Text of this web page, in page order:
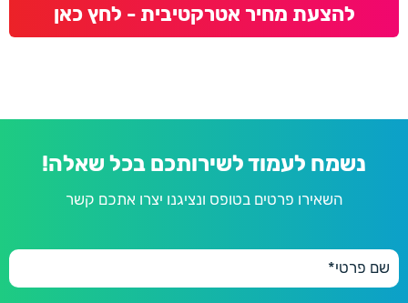
להצעת מחיר אטרקטיבית - לחץ כאן
נשמח לעמוד לשירותכם בכל שאלה!
השאירו פרטים בטופס ונציגנו יצרו אתכם קשר